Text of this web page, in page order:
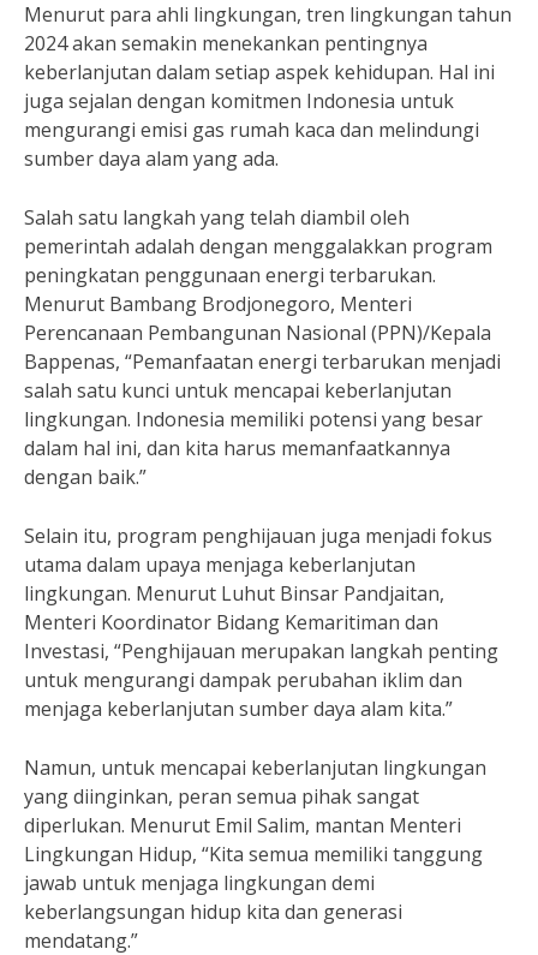
Menurut para ahli lingkungan, tren lingkungan tahun
2024 akan semakin menekankan pentingnya
keberlanjutan dalam setiap aspek kehidupan. Hal ini
juga sejalan dengan komitmen Indonesia untuk
mengurangi emisi gas rumah kaca dan melindungi
sumber daya alam yang ada.
Salah satu langkah yang telah diambil oleh
pemerintah adalah dengan menggalakkan program
peningkatan penggunaan energi terbarukan.
Menurut Bambang Brodjonegoro, Menteri
Perencanaan Pembangunan Nasional (PPN)/Kepala
Bappenas, “Pemanfaatan energi terbarukan menjadi
salah satu kunci untuk mencapai keberlanjutan
lingkungan. Indonesia memiliki potensi yang besar
dalam hal ini, dan kita harus memanfaatkannya
dengan baik.”
Selain itu, program penghijauan juga menjadi fokus
utama dalam upaya menjaga keberlanjutan
lingkungan. Menurut Luhut Binsar Pandjaitan,
Menteri Koordinator Bidang Kemaritiman dan
Investasi, “Penghijauan merupakan langkah penting
untuk mengurangi dampak perubahan iklim dan
menjaga keberlanjutan sumber daya alam kita.”
Namun, untuk mencapai keberlanjutan lingkungan
yang diinginkan, peran semua pihak sangat
diperlukan. Menurut Emil Salim, mantan Menteri
Lingkungan Hidup, “Kita semua memiliki tanggung
jawab untuk menjaga lingkungan demi
keberlangsungan hidup kita dan generasi
mendatang.”